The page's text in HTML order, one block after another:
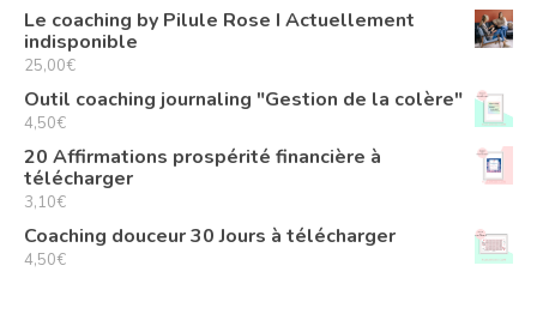
Le coaching by Pilule Rose I Actuellement
indisponible
25,00€
Outil coaching journaling "Gestion de la colère"
4,50€
20 Affirmations prospérité financière à
télécharger
3,10€
Coaching douceur 30 Jours à télécharger
4,50€